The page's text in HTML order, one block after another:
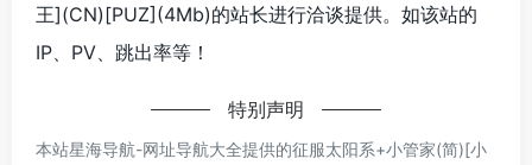
王](CN)[PUZ](4Mb)的站长进行洽谈提供。如该站的
IP、PV、跳出率等！
特别声明
本站星海导航-网址导航大全提供的征服太阳系+小管家(简)[小